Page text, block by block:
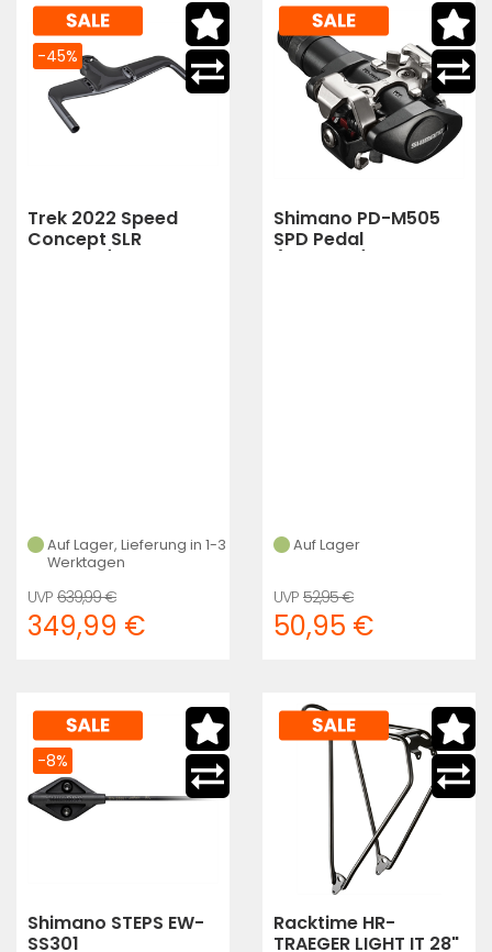
Trek 2022 Speed
Concept SLR
Auf Lager, Lieferung in 1-3
Werktagen
-45%
639,99 €
349,99 €
Shimano PD-M505
SPD Pedal
Auf Lager
52,95 €
50,95 €
Shimano STEPS EW-
SS301
-8%
Racktime HR-
TRAEGER LIGHT IT 28"